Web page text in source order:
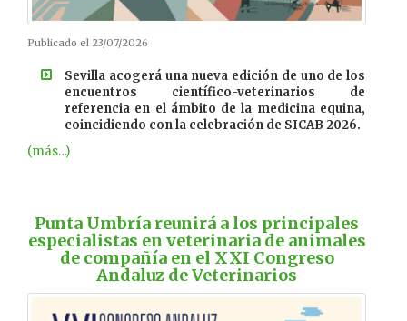
Publicado el 23/07/2026
Sevilla acogerá una nueva edición de uno de los
encuentros científico-veterinarios de
referencia en el ámbito de la medicina equina,
coincidiendo con la celebración de SICAB 2026.
(más…)
Punta Umbría reunirá a los principales
especialistas en veterinaria de animales
de compañía en el XXI Congreso
Andaluz de Veterinarios